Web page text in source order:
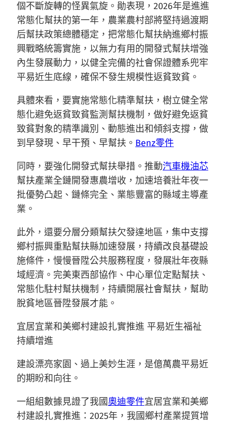
個不斷旋轉的怪異氣旋。勛表現，2026年是進進
常態化幫扶的第一年，農業農村部將堅持過渡期
后幫扶政策總體穩定，把常態化幫扶納進鄉村振
興戰略統籌實施，以無力有用的開發式幫扶增強
內生發展動力，以健全完備的社會保證體系兜牢
平易近生底線，確保不發生規模性返貧致貧。
具體來看，要實施常態化精準幫扶，樹立健全常
態化避免返貧致貧監測幫扶機制，做好避免返貧
致貧對象的精準識別、動態進出和傾斜支撐，做
到早發現、早干預、早幫扶。 Benz零件
同時，要強化開發式幫扶舉措。推動汽車機油芯
幫扶產業全鏈開發惠農增收，加速培養壯年夜一
批優勢凸起、鏈條完全、業態豐富的縣域主導產
業。
此外，還要分層分類幫扶欠發達地區，集中支撐
鄉村振興重點幫扶縣加速發展，持續改良基礎設
施條件，慢慢晉陞公共服務程度，發展壯年夜縣
域經濟。完美東西部協作、中心單位定點幫扶、
常態化駐村幫扶機制，持續開展社會幫扶，幫助
脫貧地區晉陞發展才能。
宜居宜業和美鄉村建設扎實推進 平易近生福祉
持續增進
建設漂亮家園、過上美妙生涯，是億萬農平易近
的期盼和向往。
一組組數據見證了我國奧迪零件宜居宜業和美鄉
村建設扎實推進：2025年，我國鄉村產業提質增